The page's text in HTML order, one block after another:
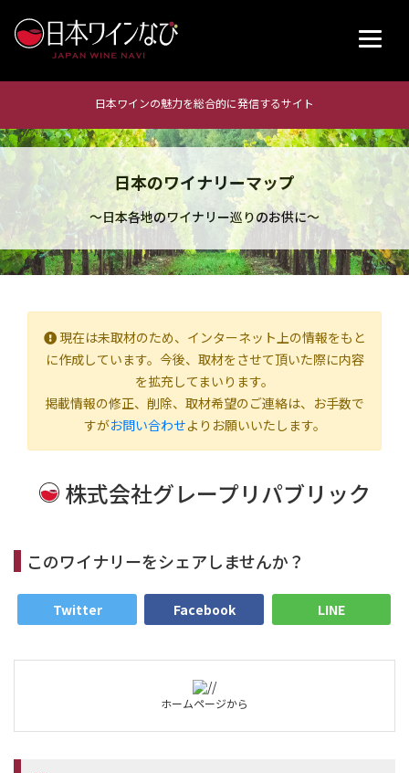
日本ワインの魅力を総合的に発信するサイト
日本のワイナリーマップ
～日本各地のワイナリー巡りのお供に～
現在は未取材のため、インターネット上の情報をもと
に作成しています。今後、取材をさせて頂いた際に内容
を拡充してまいります。
掲載情報の修正、削除、取材希望のご連絡は、お手数で
すがお問い合わせよりお願いいたします。
株式会社グレープリパブリック
このワイナリーをシェアしませんか？
Twitter Facebook LINE
ホームページから